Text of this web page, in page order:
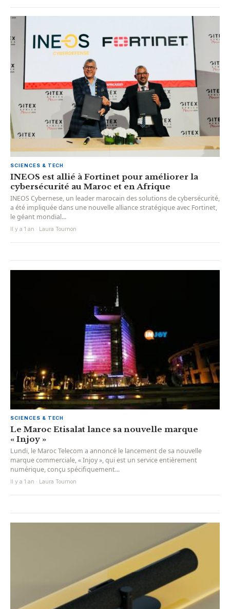
SCIENCES & TECH
INEOS est allié à Fortinet pour améliorer la
cybersécurité au Maroc et en Afrique
INEOS Cybernese, un leader marocain des solutions de cybersécurité,
a été impliquée dans une nouvelle alliance stratégique avec Fortinet,
le géant mondial...
Il y a 1 an · Laura Tournon
SCIENCES & TECH
Le Maroc Etisalat lance sa nouvelle marque
« Injoy »
Lundi, le Maroc Telecom a annoncé le lancement de sa nouvelle
marque commerciale, « Injoy », qui est un service entièrement
numérique, conçu spécifiquement...
Il y a 1 an · Laura Tournon